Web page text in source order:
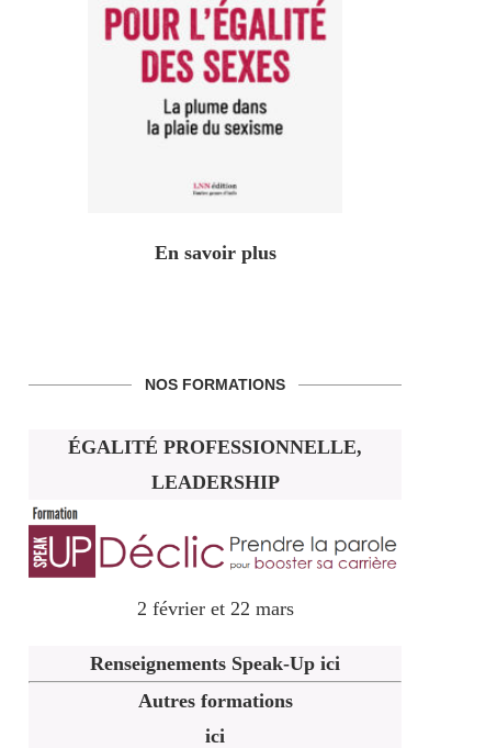
En savoir plus
NOS FORMATIONS
ÉGALITÉ PROFESSIONNELLE,
LEADERSHIP
2 février et 22 mars
Renseignements Speak-Up ici
Autres formations
ici